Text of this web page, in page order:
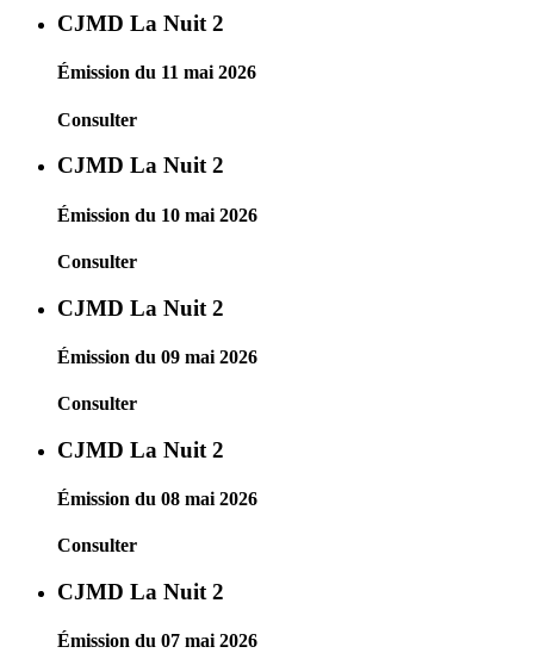
CJMD La Nuit 2
Émission du 11 mai 2026
Consulter
CJMD La Nuit 2
Émission du 10 mai 2026
Consulter
CJMD La Nuit 2
Émission du 09 mai 2026
Consulter
CJMD La Nuit 2
Émission du 08 mai 2026
Consulter
CJMD La Nuit 2
Émission du 07 mai 2026